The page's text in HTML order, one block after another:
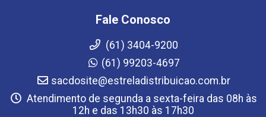
Fale Conosco
(61) 3404-9200
(61) 99203-4697
sacdosite@estreladistribuicao.com.br
Atendimento de segunda a sexta-feira das 08h às
12h e das 13h30 às 17h30